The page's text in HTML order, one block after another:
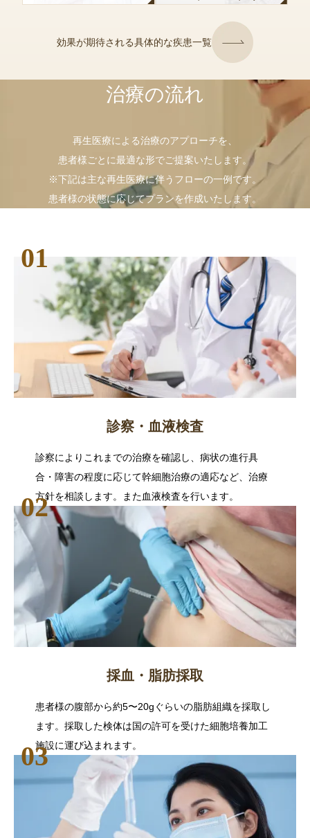
効果が期待される具体的な疾患一覧
治療の流れ
再生医療による治療のアプローチを、
患者様ごとに最適な形でご提案いたします。
※下記は主な再生医療に伴うフローの一例です。
患者様の状態に応じてプランを作成いたします。
診察・血液検査
診察によりこれまでの治療を確認し、病状の進行具
合・障害の程度に応じて幹細胞治療の適応など、治療
方針を相談します。また血液検査を行います。
採血・脂肪採取
患者様の腹部から約5〜20gぐらいの脂肪組織を採取し
ます。採取した検体は国の許可を受けた細胞培養加工
施設に運び込まれます。